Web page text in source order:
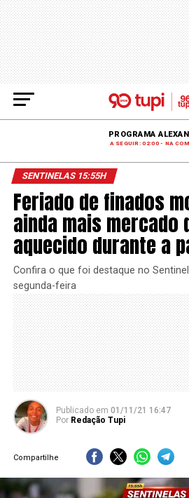
PROGRAMA
A SEGUIR: 02:00 - NA
SENTINELAS 15:55H
Feriado de finados
ainda mais mercado
aquecido durante a
Confira o que foi destaque no
segunda-feira
Publicado em 01/11/21 16:47
Por Redação Tupi
Compartilhe